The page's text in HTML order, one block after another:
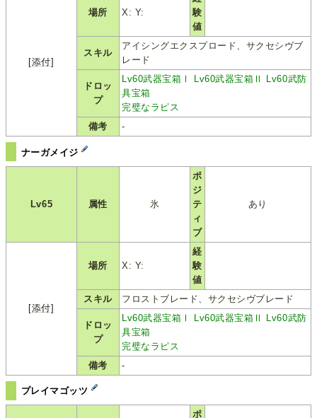
[添付]
場所 X: Y:
験
値
スキル
アイシングエクスプロード、サクセシヴブ
レード
ドロッ
プ
Lv60武器宝箱Ⅰ Lv60武器宝箱Ⅱ
Lv60武防
具宝箱
完璧なラピス
備考
-
ナーガメイジ
Lv65 属性 氷
ポ
ジ
テ
ィ
ブ
あり
[添付]
場所 X: Y:
経
験
値
スキル
フロストブレード、サクセシヴブレード
ドロッ
プ
Lv60武器宝箱Ⅰ Lv60武器宝箱Ⅱ
Lv60武防
具宝箱
完璧なラピス
備考
-
プレイマゴッツ
ポ